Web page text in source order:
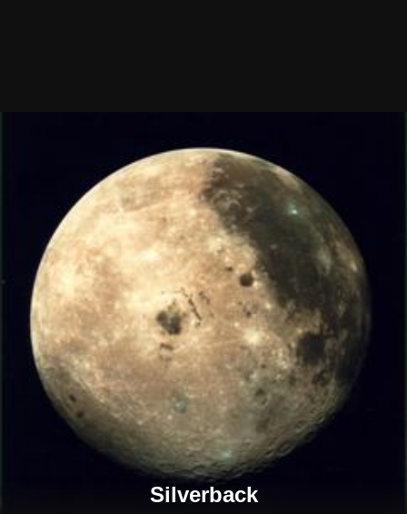
Silverback